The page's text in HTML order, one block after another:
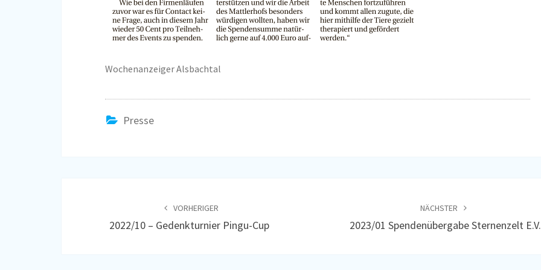
Wochenanzeiger Alsbachtal
Presse
VORHERIGER
2022/10 – Gedenkturnier Pingu-Cup
NÄCHSTER
2023/01 Spendenübergabe Sternenzelt E.V.